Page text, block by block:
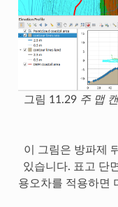
그림 11.29 주 맵
이 그림은 방파제
있습니다. 표고 단
용오차를 적용하면